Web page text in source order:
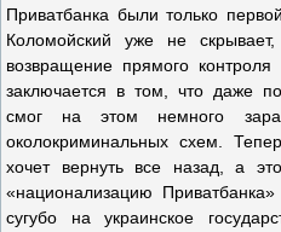
Приватбанка были только
Коломойский уже не
возвращение прямого
заключается в том, что даже
смог на этом немного
околокриминальных схем.
хочет вернуть все назад, а
«национализацию
сугубо на украинское